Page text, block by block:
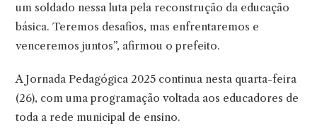
um soldado nessa luta pela reconstrução da educação
básica. Teremos desafios, mas enfrentaremos e
venceremos juntos”, afirmou o prefeito.
A Jornada Pedagógica 2025 continua nesta quarta-feira
(26), com uma programação voltada aos educadores de
toda a rede municipal de ensino.